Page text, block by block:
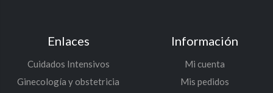
Enlaces
Cuidados Intensivos
Ginecología y obstetricia
Información
Mi cuenta
Mis pedidos